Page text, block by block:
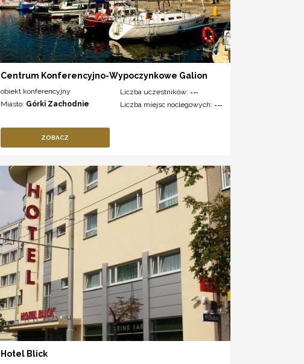
Centrum Konferencyjno-Wypoczynkowe Galion
obiekt konferencyjny
Miasto: Górki Zachodnie
Liczba uczestników: ---
Liczba miejsc noclegowych: ---
ZOBACZ
Hotel Blick